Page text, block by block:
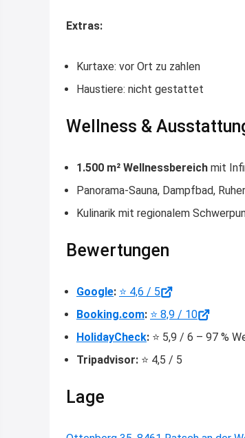
Extras:
Kurtaxe: vor Ort zu zahlen
Haustiere: nicht gestattet
Wellness &
1.500 m² Wellnessbereich mit
Panorama-Sauna, Dampfbad,
Kulinarik mit regionalem
Bewertungen
Google: ⭐ 4,6 / 5
Booking.com: ⭐ 8,9 / 10
HolidayCheck: ⭐ 5,9 / 6 – 97 %
Tripadvisor: ⭐ 4,5 / 5
Lage